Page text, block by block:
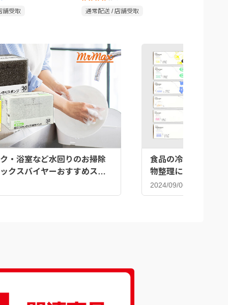
舗受取 通常配送 / 店舗受取
・浴室など水回りのお掃除
クスバイヤーおすすめスポ
食品の冷凍だけじゃ
物整理にも♪ジッパ
2024/09/06